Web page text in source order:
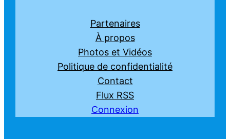
Partenaires
À propos
Photos et Vidéos
Politique de confidentialité
Contact
Flux RSS
Connexion